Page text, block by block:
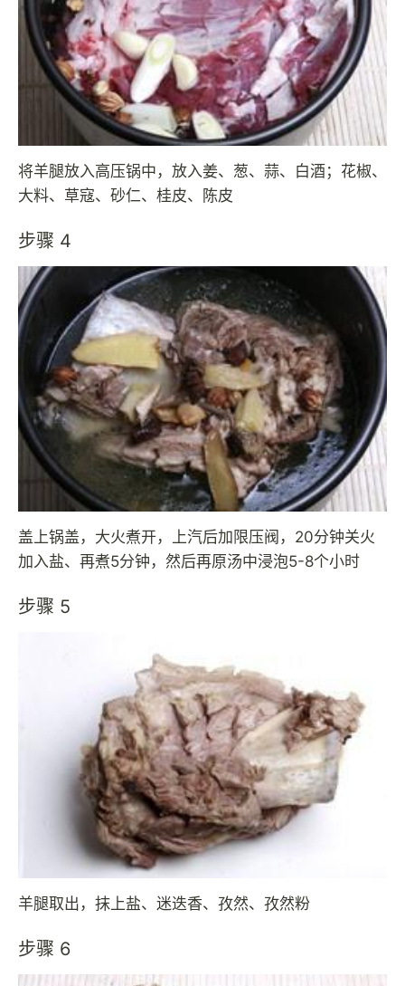
将羊腿放入高压锅中，放入姜、葱、蒜、白酒；花椒、
大料、草寇、砂仁、桂皮、陈皮
步骤 4
盖上锅盖，大火煮开，上汽后加限压阀，20分钟关火
加入盐、再煮5分钟，然后再原汤中浸泡5-8个小时
步骤 5
羊腿取出，抹上盐、迷迭香、孜然、孜然粉
步骤 6